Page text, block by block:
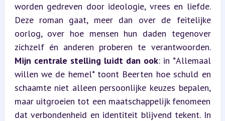
worden gedreven door ideologie, vrees en liefde.
Deze roman gaat, meer dan over de feitelijke
oorlog, over hoe mensen hun daden tegenover
zichzelf én anderen proberen te verantwoorden.
Mijn centrale stelling luidt dan ook: in *Allemaal
willen we de hemel* toont Beerten hoe schuld en
schaamte niet alleen persoonlijke keuzes bepalen,
maar uitgroeien tot een maatschappelijk fenomeen
dat verbondenheid en identiteit blijvend tekent. In